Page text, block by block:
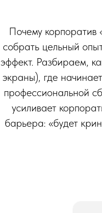
Почему
собрать цельный
эффект. Разбираем,
экраны), где
профессиональной
усиливает
барьера: «будет